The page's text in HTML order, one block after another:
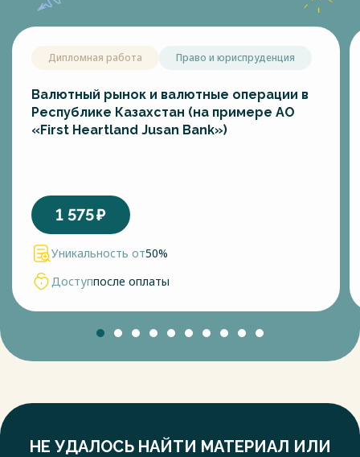
Дипломная работа Право и юриспруденция
Валютный рынок и валютные операции в
Республике Казахстан (на примере АО
«First Heartland Jusan Bank»)
1 575₽
Уникальность от50%
Доступпосле оплаты
НЕ УДАЛОСЬ НАЙТИ МАТЕРИАЛ ИЛИ